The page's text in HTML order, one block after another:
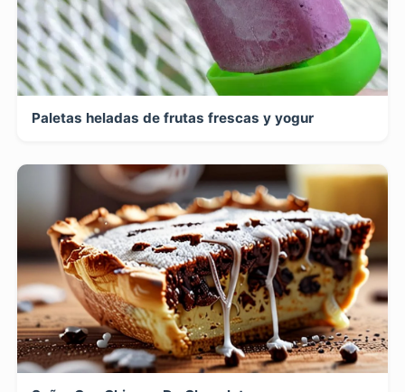
Paletas heladas de frutas frescas y yogur